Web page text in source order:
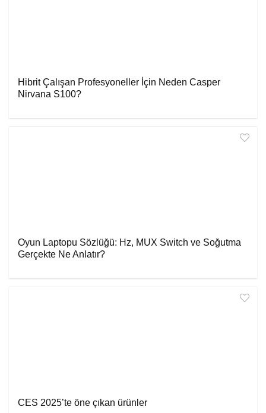
Hibrit Çalışan Profesyoneller İçin Neden Casper
Nirvana S100?
Oyun Laptopu Sözlüğü: Hz, MUX Switch ve Soğutma
Gerçekte Ne Anlatır?
CES 2025’te öne çıkan ürünler